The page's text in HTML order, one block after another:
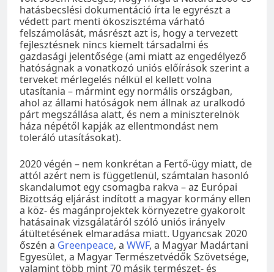
hatásbecslési dokumentáció írta le egyrészt a
védett part menti ökoszisztéma várható
felszámolását, másrészt azt is, hogy a tervezett
fejlesztésnek nincs kiemelt társadalmi és
gazdasági jelentősége (ami miatt az engedélyező
hatóságnak a vonatkozó uniós előírások szerint a
terveket mérlegelés nélkül el kellett volna
utasítania – mármint egy normális országban,
ahol az állami hatóságok nem állnak az uralkodó
párt megszállása alatt, és nem a miniszterelnök
háza népétől kapják az ellentmondást nem
toleráló utasításokat).
2020 végén – nem konkrétan a Fertő-ügy miatt, de
attól azért nem is függetlenül, számtalan hasonló
skandalumot egy csomagba rakva – az Európai
Bizottság eljárást indított a magyar kormány ellen
a köz- és magánprojektek környezetre gyakorolt
hatásainak vizsgálatáról szóló uniós irányelv
átültetésének elmaradása miatt. Ugyancsak 2020
őszén a Greenpeace, a WWF, a Magyar Madártani
Egyesület, a Magyar Természetvédők Szövetsége,
valamint több mint 70 másik természet- és